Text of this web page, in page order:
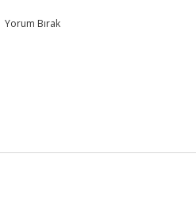
Yorum Bırak